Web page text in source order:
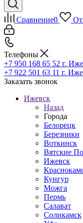
Сравнение0
Телефоны
+7 950 168 65 52 г.
+7 922 501 63 11 г.
Заказать звонок
Ижевск
Назад
Города
Белорецк
Березники
Воткинск
Вятские
Ижевск
Кунгур
Можга
Пермь
Салават
Соликамск